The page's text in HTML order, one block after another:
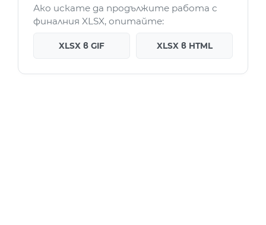
Ако искате да продължите работа с
финалния XLSX, опитайте:
XLSX в GIF XLSX в HTML